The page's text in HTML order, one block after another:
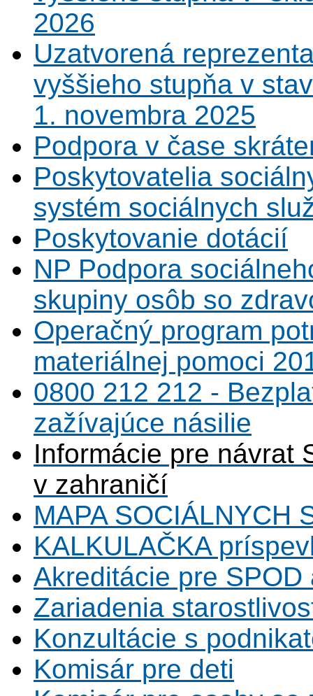
2026
Uzatvorená
vyššieho stupňa v
1. novembra 2025
Podpora v čase
Poskytovatelia
systém sociálnych
Poskytovanie dotácií
NP Podpora
skupiny osôb so
Operačný program
materiálnej pomoci
0800 212 212 -
zažívajúce násilie
Informácie pre návrat
v zahraničí
MAPA SOCIÁLNYCH
KALKULAČKA
Akreditácie pre
Zariadenia
Konzultácie s
Komisár pre deti